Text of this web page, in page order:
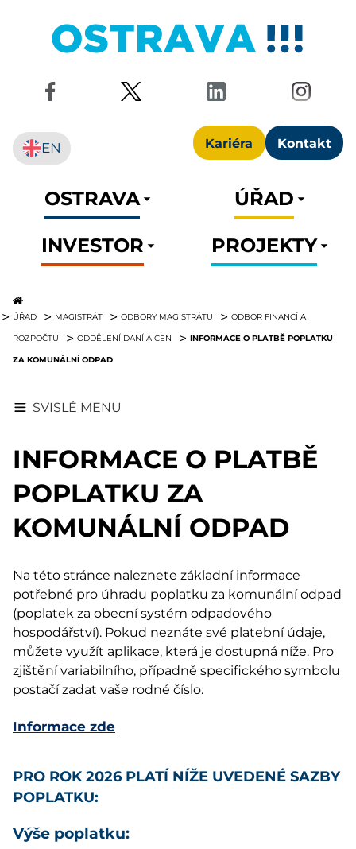
Kariéra Kontakt
EN
OSTRAVA
ÚŘAD
INVESTOR
PROJEKTY
ÚŘAD MAGISTRÁT ODBORY MAGISTRÁTU ODBOR FINANCÍ A
ROZPOČTU ODDĚLENÍ DANÍ A CEN
INFORMACE O PLATBĚ POPLATKU
ZA KOMUNÁLNÍ ODPAD
SVISLÉ MENU
INFORMACE O PLATBĚ
POPLATKU ZA
KOMUNÁLNÍ ODPAD
Na této stránce naleznete základní informace
potřebné pro úhradu poplatku za komunální odpad
(poplatek za obecní systém odpadového
hospodářství). Pokud neznáte své platební údaje,
můžete využít aplikace, která je dostupná níže. Pro
zjištění variabilního, případně specifického symbolu
postačí zadat vaše rodné číslo.
Informace zde
PRO ROK 2026 PLATÍ NÍŽE UVEDENÉ SAZBY
POPLATKU:
Výše poplatku: